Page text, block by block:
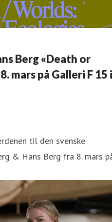
Berg «Death or
mars på Galleri F 15 i
til den svenske
& Hans Berg fra 8. mars